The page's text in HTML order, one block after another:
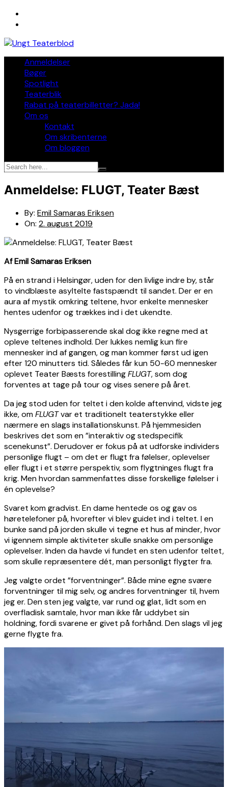
Skip
Anmeldelser
Bøger
Spotlight
Teaterblik
Rabat på teaterbilletter? Jada!
Om os
Kontakt
Om skribenterne
Om bloggen
Anmeldelse: FLUGT, Teater Bæst
By: Emil Samaras Eriksen
On: 2. august 2019
Af Emil Samaras Eriksen
På en strand i Helsingør, uden for den livlige indre by, står
to vindblæste asyltelte fastspændt til sandet. Der er en
aura af mystik omkring teltene, hvor enkelte mennesker
hentes udenfor og trækkes ind i det ukendte.
Nysgerrige forbipasserende skal dog ikke regne med at
opleve teltenes indhold. Der lukkes nemlig kun fire
mennesker ind af gangen, og man kommer først ud igen
efter 120 minutters tid. Således får kun 50-60 mennesker
oplevet Teater Bæsts forestillingFLUGT, som dog
forventes at tage på tour og vises senere på året.
Da jeg stod uden for teltet i den kolde aftenvind, vidste jeg
ikke, omFLUGTvar et traditionelt teaterstykke eller
nærmere en slags installationskunst. På hjemmesiden
beskrives det som en ”interaktiv og stedspecifik
scenekunst”. Derudover er fokus på at udforske individers
personlige flugt – om det er flugt fra følelser, oplevelser
eller flugt i et større perspektiv, som flygtninges flugt fra
krig. Men hvordan sammenfattes disse forskellige følelser i
én oplevelse?
Svaret kom gradvist. En dame hentede os og gav os
høretelefoner på, hvorefter vi blev guidet ind i teltet. I en
bunke sand på jorden skulle vi tegne et hus af minder, hvor
vi igennem simple aktiviteter skulle snakke om personlige
oplevelser. Inden da havde vi fundet en sten udenfor teltet,
som skulle repræsentere dét, man personligt flygter fra.
Jeg valgte ordet ”forventninger”. Både mine egne svære
forventninger til mig selv, og andres forventninger til, hvem
jeg er. Den sten jeg valgte, var rund og glat, lidt som en
overfladisk samtale, hvor man ikke får uddybet sin
holdning, fordi svarene er givet på forhånd. Den slags vil jeg
gerne flygte fra.